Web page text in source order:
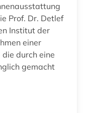
geschichte &lt;1492-1895&gt; (1)
Prof. Dr. Detlef
Institut der
einer
durch eine
gemacht